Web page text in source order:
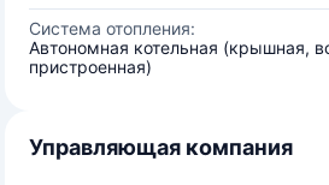
Система отопления:
Автономная котельная (крышная,
пристроенная)
Управляющая компания